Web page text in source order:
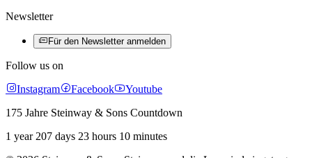
Newsletter
Für den Newsletter anmelden
Follow us on
Instagram
Facebook
Youtube
175 Jahre Steinway & Sons Countdown
1 year 207 days 23 hours 10 minutes